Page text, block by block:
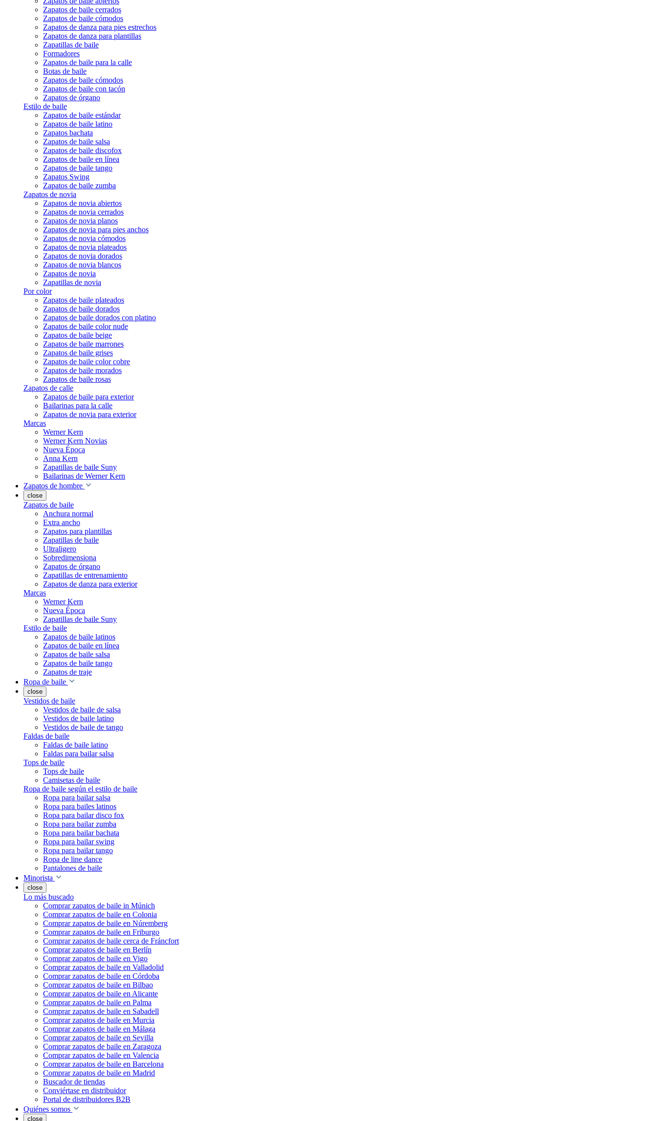
Zapatos de baile cerrados
Zapatos de baile cómodos
Zapatos de danza para pies estrechos
Zapatos de danza para plantillas
Zapatillas de baile
Formadores
Zapatos de baile para la calle
Botas de baile
Zapatos de baile cómodos
Zapatos de baile con tacón
Zapatos de órgano
Estilo de baile
Zapatos de baile estándar
Zapatos de baile latino
Zapatos bachata
Zapatos de baile salsa
Zapatos de baile discofox
Zapatos de baile en línea
Zapatos de baile tango
Zapatos Swing
Zapatos de baile zumba
Zapatos de novia
Zapatos de novia abiertos
Zapatos de novia cerrados
Zapatos de novia planos
Zapatos de novia para pies anchos
Zapatos de novia cómodos
Zapatos de novia plateados
Zapatos de novia dorados
Zapatos de novia blancos
Zapatos de novia
Zapatillas de novia
Por color
Zapatos de baile plateados
Zapatos de baile dorados
Zapatos de baile dorados con platino
Zapatos de baile color nude
Zapatos de baile beige
Zapatos de baile marrones
Zapatos de baile grises
Zapatos de baile color cobre
Zapatos de baile morados
Zapatos de baile rosas
Zapatos de calle
Zapatos de baile para exterior
Bailarinas para la calle
Zapatos de novia para exterior
Marcas
Werner Kern
Werner Kern Novias
Nueva Época
Anna Kern
Zapatillas de baile Suny
Bailarinas de Werner Kern
Zapatos de hombre
close
Zapatos de baile
Anchura normal
Extra ancho
Zapatos para plantillas
Zapatillas de baile
Ultraligero
Sobredimensiona
Zapatos de órgano
Zapatillas de entrenamiento
Zapatos de danza para exterior
Marcas
Werner Kern
Nueva Época
Zapatillas de baile Suny
Estilo de baile
Zapatos de baile latinos
Zapatos de baile en línea
Zapatos de baile salsa
Zapatos de baile tango
Zapatos de traje
Ropa de baile
close
Vestidos de baile
Vestidos de baile de salsa
Vestidos de baile latino
Vestidos de baile de tango
Faldas de baile
Faldas de baile latino
Faldas para bailar salsa
Tops de baile
Tops de baile
Camisetas de baile
Ropa de baile según el estilo de baile
Ropa para bailar salsa
Ropa para bailes latinos
Ropa para bailar disco fox
Ropa para bailar zumba
Ropa para bailar bachata
Ropa para bailar swing
Ropa para bailar tango
Ropa de line dance
Pantalones de baile
Minorista
close
Lo más buscado
Comprar zapatos de baile in Múnich
Comprar zapatos de baile en Colonia
Comprar zapatos de baile en Núremberg
Comprar zapatos de baile en Friburgo
Comprar zapatos de baile cerca de Fráncfort
Comprar zapatos de baile en Berlín
Comprar zapatos de baile en Vigo
Comprar zapatos de baile en Valladolid
Comprar zapatos de baile en Córdoba
Comprar zapatos de baile en Bilbao
Comprar zapatos de baile en Alicante
Comprar zapatos de baile en Palma
Comprar zapatos de baile en Sabadell
Comprar zapatos de baile en Murcia
Comprar zapatos de baile en Málaga
Comprar zapatos de baile en Sevilla
Comprar zapatos de baile en Zaragoza
Comprar zapatos de baile en Valencia
Comprar zapatos de baile en Barcelona
Comprar zapatos de baile en Madrid
Buscador de tiendas
Conviértase en distribuidor
Portal de distribuidores B2B
Quiénes somos
close